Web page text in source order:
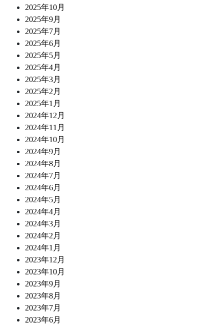
2025年10月
2025年9月
2025年7月
2025年6月
2025年5月
2025年4月
2025年3月
2025年2月
2025年1月
2024年12月
2024年11月
2024年10月
2024年9月
2024年8月
2024年7月
2024年6月
2024年5月
2024年4月
2024年3月
2024年2月
2024年1月
2023年12月
2023年10月
2023年9月
2023年8月
2023年7月
2023年6月